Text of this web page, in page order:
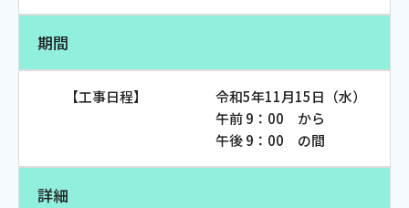
おトクな情報 料金案内
対応エリア よくあるご質問
期間
【工事日程】 令和5年11月15日（水）
午前 9：00 から
午後 9：00 の間
詳細